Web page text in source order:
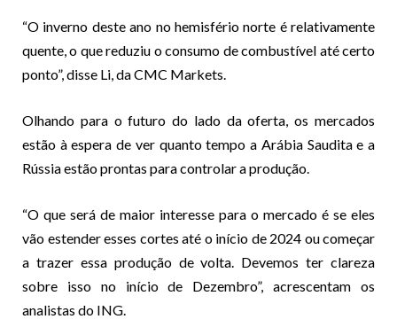
“O inverno deste ano no hemisfério norte é relativamente
quente, o que reduziu o consumo de combustível até certo
ponto”, disse Li, da CMC Markets.
Olhando para o futuro do lado da oferta, os mercados
estão à espera de ver quanto tempo a Arábia Saudita e a
Rússia estão prontas para controlar a produção.
“O que será de maior interesse para o mercado é se eles
vão estender esses cortes até o início de 2024 ou começar
a trazer essa produção de volta. Devemos ter clareza
sobre isso no início de Dezembro”, acrescentam os
analistas do ING.